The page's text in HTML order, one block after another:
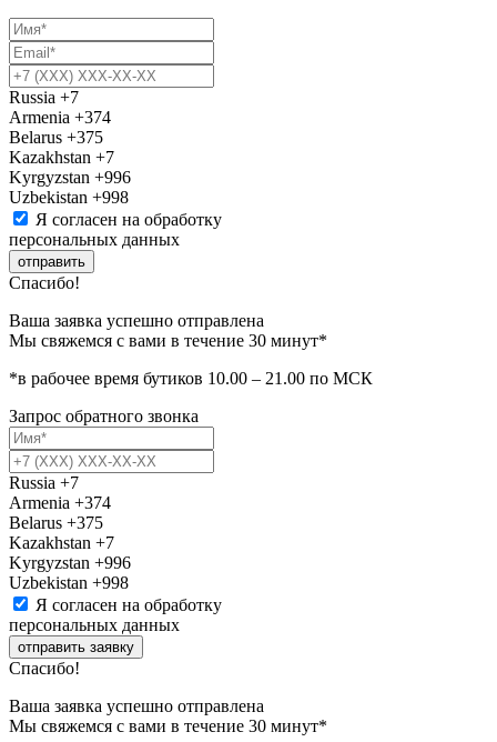
Russia +7
Armenia +374
Belarus +375
Kazakhstan +7
Kyrgyzstan +996
Uzbekistan +998
Я согласен на обработку
персональных данных
отправить
Спасибо!
Ваша заявка успешно отправлена
Мы свяжемся с вами в течение 30 минут*
*в рабочее время бутиков 10.00 – 21.00 по МСК
Запрос обратного звонка
Russia +7
Armenia +374
Belarus +375
Kazakhstan +7
Kyrgyzstan +996
Uzbekistan +998
Я согласен на обработку
персональных данных
отправить заявку
Спасибо!
Ваша заявка успешно отправлена
Мы свяжемся с вами в течение 30 минут*